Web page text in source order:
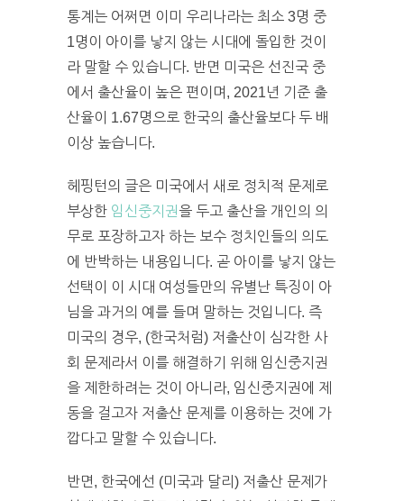
통계는 어쩌면 이미 우리나라는 최소 3명 중
1명이 아이를 낳지 않는 시대에 돌입한 것이
라 말할 수 있습니다. 반면 미국은 선진국 중
에서 출산율이 높은 편이며, 2021년 기준 출
산율이 1.67명으로 한국의 출산율보다 두 배
이상 높습니다.
헤핑턴의 글은 미국에서 새로 정치적 문제로
부상한 임신중지권을 두고 출산을 개인의 의
무로 포장하고자 하는 보수 정치인들의 의도
에 반박하는 내용입니다. 곧 아이를 낳지 않는
선택이 이 시대 여성들만의 유별난 특징이 아
님을 과거의 예를 들며 말하는 것입니다. 즉
미국의 경우, (한국처럼) 저출산이 심각한 사
회 문제라서 이를 해결하기 위해 임신중지권
을 제한하려는 것이 아니라, 임신중지권에 제
동을 걸고자 저출산 문제를 이용하는 것에 가
깝다고 말할 수 있습니다.
반면, 한국에선 (미국과 달리) 저출산 문제가